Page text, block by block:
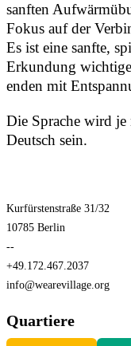
sanften
Fokus auf der
Es ist eine sanfte,
Erkundung
enden mit
Die Sprache wird
Deutsch sein.
Kurfürstenstraße 31/32
10785 Berlin
--
+49.172.467.2037
info@wearevillage.org
Quartiere